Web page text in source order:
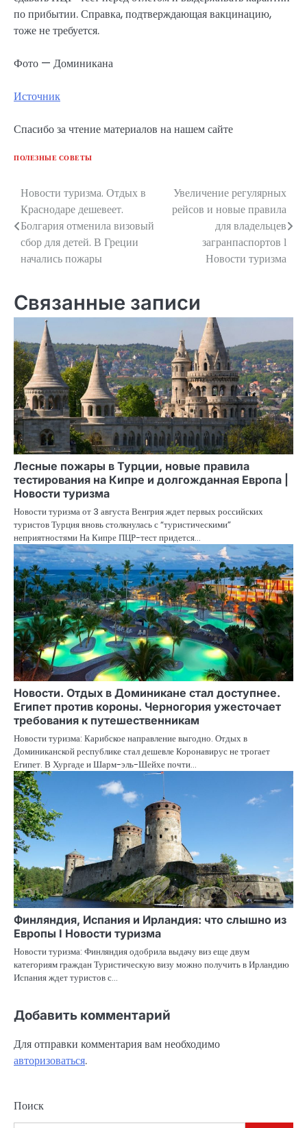
по прибытии. Справка, подтверждающая вакцинацию,
тоже не требуется.
Фото — Доминикана
Источник
Спасибо за чтение материалов на нашем сайте
ПОЛЕЗНЫЕ СОВЕТЫ
Навигация
по
записям
Новости туризма. Отдых в
Краснодаре дешевеет.
Болгария отменила визовый
сбор для детей. В Греции
начались пожары
Увеличение регулярных
рейсов и новые правила
для владельцев
загранпаспортов ӏ
Новости туризма
Связанные записи
Лесные пожары в Турции, новые правила
тестирования на Кипре и долгожданная Европа |
Новости туризма
Новости туризма от 3 августа Венгрия ждет первых российских
туристов Турция вновь столкнулась с “туристическими”
неприятностями На Кипре ПЦР-тест придется…
Новости. Отдых в Доминикане стал доступнее.
Египет против короны. Черногория ужесточает
требования к путешественникам
Новости туризма: Карибское направление выгодно. Отдых в
Доминиканской республике стал дешевле Коронавирус не трогает
Египет. В Хургаде и Шарм-эль-Шейхе почти…
Финляндия, Испания и Ирландия: что слышно из
Европы Ӏ Новости туризма
Новости туризма: Финляндия одобрила выдачу виз еще двум
категориям граждан Туристическую визу можно получить в Ирландию
Испания ждет туристов с…
Добавить комментарий
Для отправки комментария вам необходимо
авторизоваться.
Поиск